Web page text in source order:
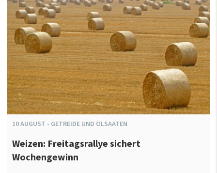
10AUGUST - GETREIDE UND ÖLSAATEN
Weizen: Freitagsrallye sichert
Wochengewinn